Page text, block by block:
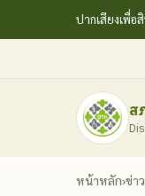
ปากเสียงเพื่
ส
หน้าหลัก›ข่า